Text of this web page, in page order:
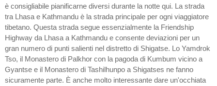
è consigliabile pianificarne diversi durante la notte qui. La strada
tra Lhasa e Kathmandu è la strada principale per ogni viaggiatore
tibetano. Questa strada segue essenzialmente la Friendship
Highway da Lhasa a Kathmandu e consente deviazioni per un
gran numero di punti salienti nel distretto di Shigatse. Lo Yamdrok
Tso, il Monastero di Palkhor con la pagoda di Kumbum vicino a
Gyantse e il Monastero di Tashilhunpo a Shigatses ne fanno
sicuramente parte. È anche molto interessante dare un'occhiata